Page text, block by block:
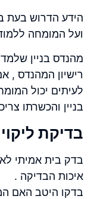
הידע הדרוש בעת
ועל המומחה
מהנדס בניין
רישיון המהנדס ,
לעיתים יכול
בניין והכשרתו
בדיקת
בדק בית אמיתי
איכות הבדיקה .
בדקו היטב האם